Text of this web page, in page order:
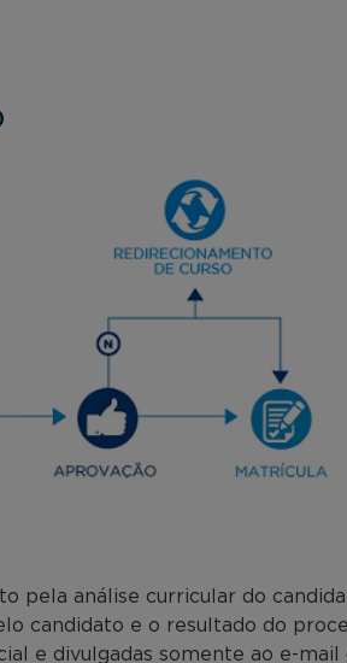
pela análise curricular do
candidato e o resultado do
e divulgadas somente ao e-mail